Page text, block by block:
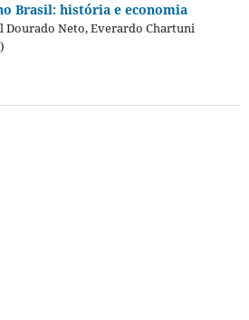
Brasil: história e economia
Dourado Neto, Everardo Chartuni